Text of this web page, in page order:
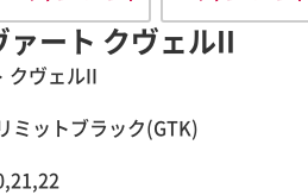
ート クヴェルII
クヴェルII
ミットブラック(GTK)